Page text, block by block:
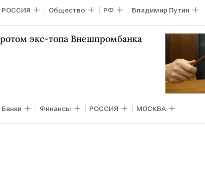
РОССИЯ Общество РФ Владимир Путин
экс-топа Внешпромбанка
Банки Финансы РОССИЯ МОСКВА
Внешпромбанк Агентство по страхованию вкладов